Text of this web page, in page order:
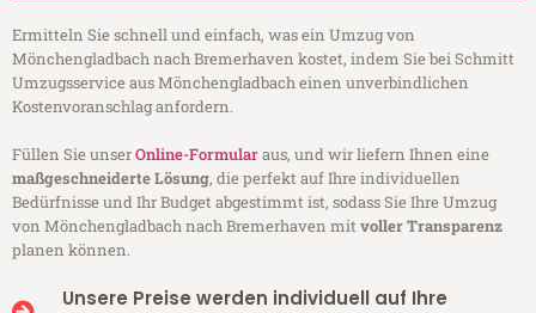
Ermitteln Sie schnell und einfach, was ein Umzug von
Mönchengladbach nach Bremerhaven kostet, indem Sie bei Schmitt
Umzugsservice aus Mönchengladbach einen unverbindlichen
Kostenvoranschlag anfordern.
Füllen Sie unserOnline-Formularaus, und wir liefern Ihnen eine
maßgeschneiderte Lösung, die perfekt auf Ihre individuellen
Bedürfnisse und Ihr Budget abgestimmt ist, sodass Sie Ihre Umzug
von Mönchengladbach nach Bremerhaven mitvoller Transparenz
planen können.
Unsere Preise werden individuell auf Ihre